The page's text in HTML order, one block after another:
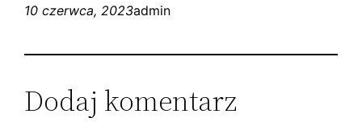
10 czerwca, 2023admin
Dodaj komentarz